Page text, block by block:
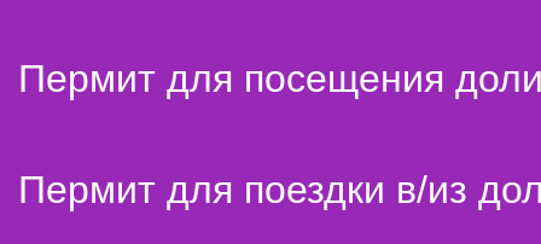
Пермит для посещения
Пермит для поездки в/из